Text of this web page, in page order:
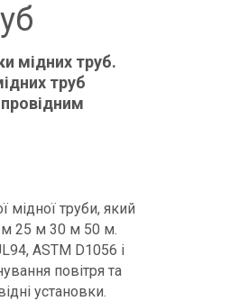
мідних труб.
труб
мідної труби, який
25 м 30 м 50 м.
ASTM D1056 і
повітря та
установки.